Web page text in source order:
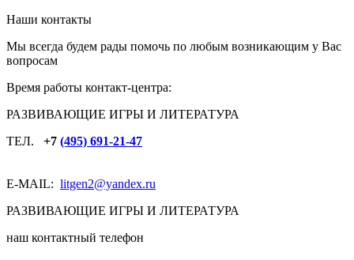
Наши контакты
Мы всегда будем рады помочь по любым возникающим у Вас
вопросам
Время работы контакт-центра:
РАЗВИВАЮЩИЕ ИГРЫ И ЛИТЕРАТУРА
ТЕЛ. +7 (495) 691-21-47
E-MAIL: litgen2@yandex.ru
РАЗВИВАЮЩИЕ ИГРЫ И ЛИТЕРАТУРА
наш контактный телефон